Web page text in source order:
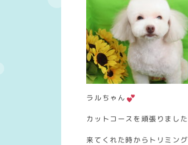
ラルちゃん
カットコースを頑張りました
来てくれた時からトリミン